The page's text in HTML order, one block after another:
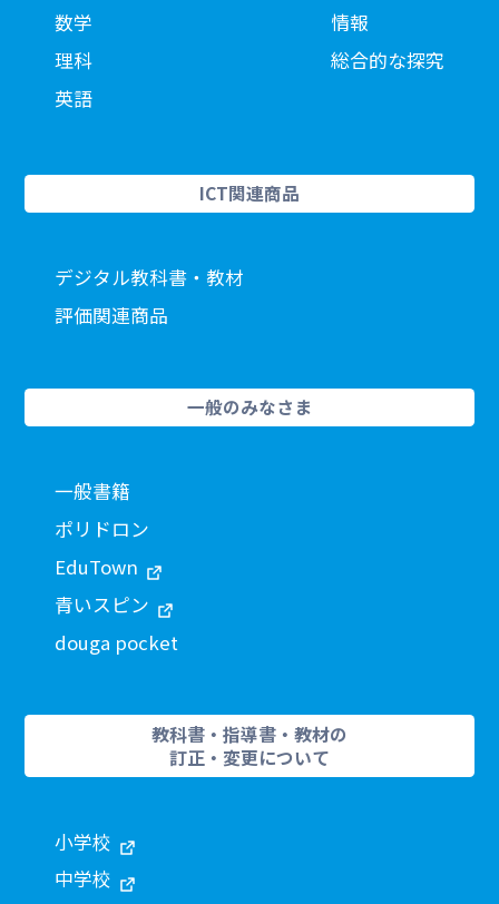
数学
理科
英語
情報
総合的な探究
ICT関連商品
デジタル教科書・教材
評価関連商品
一般のみなさま
一般書籍
ポリドロン
EduTown
青いスピン
douga pocket
教科書・指導書・教材の
訂正・変更について
小学校
中学校